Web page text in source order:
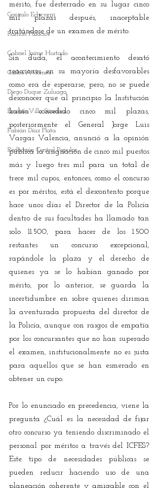
Gonzalo Echeverri
Ramón Palacios
Gabriel Jaime Hurtado
Carlos A Gomes
Diego Duque Zuluaga
Ernesto Villa Sánchez
Fabián Díaz Plata
Redacción Control Popular
mérito, fue desterrado en su lugar cinco
mil plazas después, inaceptable
tratándose de un examen de mérito.
Sin duda, el acontecimiento desató
reacciones en su mayoría desfavorables
como era de esperarse, pero, no se puede
desconocer que al principio la Institución
había concedido cinco mil plazas,
posteriormente el General Jorge Luis
Vargas Valencia, anunció a la opinión
pública la asignación de cinco mil puestos
más y luego tres mil para un total de
trece mil cupos, entonces, como el concurso
es por méritos, está el descontento porque
hace unos días el Director de la Policía
dentro de sus facultades ha llamado tan
solo 11.500, para hacer de los 1.500
restantes un concurso excepcional,
rapándole la plaza y el derecho de
quienes ya se lo habían ganado por
mérito, por lo anterior, se guarda la
incertidumbre en sobre quienes diriman
la aventurada propuesta del director de
la Policía, aunque con rasgos de empatía
por los concursantes que no han superado
el examen, institucionalmente no es justa
para aquellos que se han esmerado en
obtener un cupo.
Por lo enunciado en precedencia, viene la
pregunta ¿Cuál es la necesidad de fijar
otro concurso ya teniendo discriminado el
personal por méritos a través del ICFES?
Este tipo de necesidades públicas se
pueden reducir haciendo uso de una
planeación coherente y amigable con el